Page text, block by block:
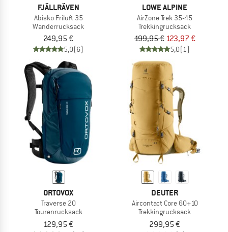
FJÄLLRÄVEN
Abisko Friluft 35
Wanderrucksack
249,95 €
5,0(6)
LOWE ALPINE
AirZone Trek 35-45
Trekkingrucksack
199,95 € 123,97 €
5,0(1)
ORTOVOX
Traverse 20
Tourenrucksack
129,95 €
DEUTER
Aircontact Core 60+10
Trekkingrucksack
299,95 €